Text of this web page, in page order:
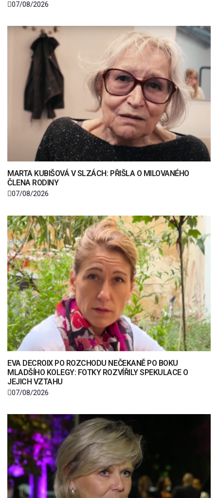
07/08/2026
MARTA KUBIŠOVÁ V SLZÁCH: PŘIŠLA O MILOVANÉHO
ČLENA RODINY
07/08/2026
EVA DECROIX PO ROZCHODU NEČEKANĚ PO BOKU
MLADŠÍHO KOLEGY: FOTKY ROZVÍŘILY SPEKULACE O
JEJICH VZTAHU
07/08/2026